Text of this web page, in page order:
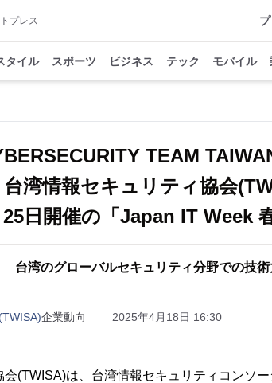
プレス
タイル スポーツ ビジネス テック モバイル
TEAM
台湾情報セキュリティ協会
日開催の「Japan IT Week
台湾のグローバルセキュリティ分野での技
企業動向 2025年4月18日 16:30
(TWISA)は、台湾情報セキュリティコンソ